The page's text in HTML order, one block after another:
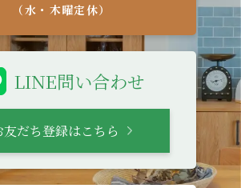
（水・木曜定休）
LINE問い合わせ
友だち登録はこちら